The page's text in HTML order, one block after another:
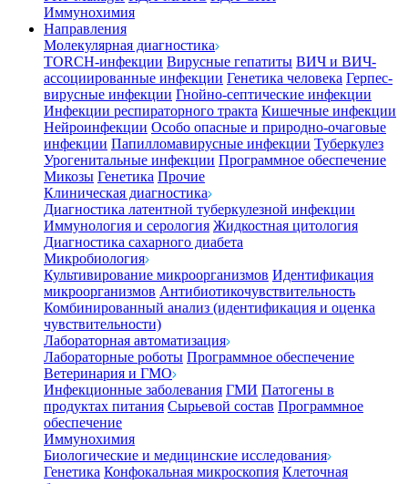
Иммунохимия
Направления
Молекулярная диагностика
TORCH-инфекции Вирусные гепатиты ВИЧ и ВИЧ-
ассоциированные инфекции Генетика человека Герпес-
вирусные инфекции Гнойно-септические инфекции
Инфекции респираторного тракта Кишечные инфекции
Нейроинфекции Особо опасные и природно-очаговые
инфекции Папилломавирусные инфекции Туберкулез
Урогенитальные инфекции Программное обеспечение
Микозы Генетика Прочие
Клиническая диагностика
Диагностика латентной туберкулезной инфекции
Иммунология и серология Жидкостная цитология
Диагностика сахарного диабета
Микробиология
Культивирование микроорганизмов Идентификация
микроорганизмов Антибиотикочувствительность
Комбинированный анализ (идентификация и оценка
чувствительности)
Лабораторная автоматизация
Лабораторные роботы Программное обеспечение
Ветеринария и ГМО
Инфекционные заболевания ГМИ Патогены в
продуктах питания Сырьевой состав Программное
обеспечение
Иммунохимия
Биологические и медицинские исследования
Генетика Конфокальная микроскопия Клеточная